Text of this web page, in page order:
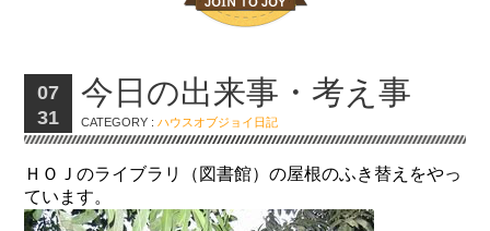
07
31
今日の出来事・考え事
CATEGORY :ハウスオブジョイ日記
ＨＯＪのライブラリ（図書館）の屋根のふき替えをやっ
ています。